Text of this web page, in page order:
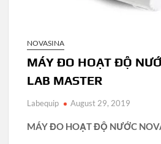
NOVASINA
MÁY ĐO HOẠT ĐỘ
LAB MASTER
Labequip August 29, 2019
MÁY ĐO HOẠT ĐỘ NƯỚC